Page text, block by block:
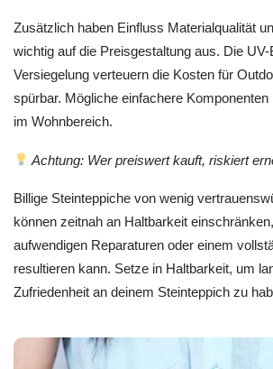
Zusätzlich haben Einfluss Materialqualität
wichtig auf die Preisgestaltung aus. Die
Versiegelung verteuern die Kosten für
spürbar. Mögliche einfachere
im Wohnbereich.
Achtung: Wer preiswert kauft, riskiert
Billige Steinteppiche von wenig
können zeitnah an Haltbarkeit
aufwendigen Reparaturen oder einem
resultieren kann. Setze in Haltbarkeit, um
Zufriedenheit an deinem Steinteppich zu